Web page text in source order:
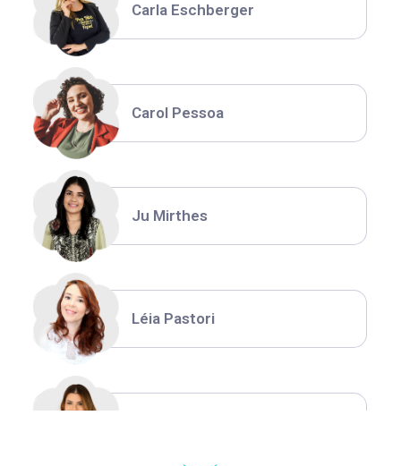
Carla Eschberger
Carol Pessoa
Ju Mirthes
Léia Pastori